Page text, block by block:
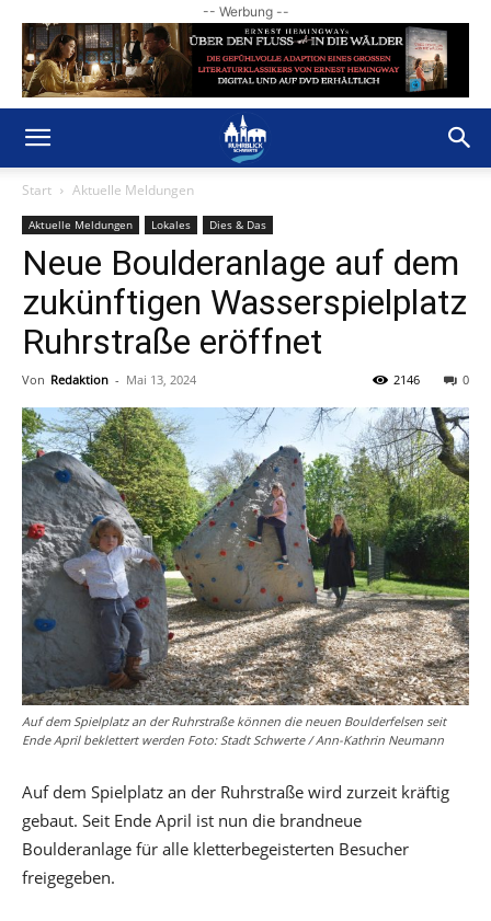
-- Werbung --
Start Aktuelle Meldungen
Aktuelle Meldungen Lokales Dies & Das
Neue Boulderanlage auf dem
zukünftigen Wasserspielplatz
Ruhrstraße eröffnet
Von Redaktion - Mai 13, 2024 0
2146
Auf dem Spielplatz an der Ruhrstraße können die neuen Boulderfelsen seit
Ende April beklettert werden Foto: Stadt Schwerte / Ann-Kathrin Neumann
Auf dem Spielplatz an der Ruhrstraße wird zurzeit kräftig
gebaut. Seit Ende April ist nun die brandneue
Boulderanlage für alle kletterbegeisterten Besucher
freigegeben.